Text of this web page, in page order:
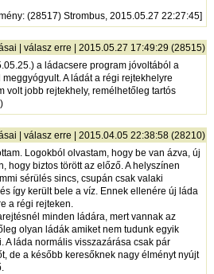
: (28517) Strombus, 2015.05.27 22:27:45]
|válasz erre | 2015.05.27 17:49:29 (28515)
a ládacsere program jóvoltából a
A ládát a régi rejtekhelyre
volt jobb rejtekhely, remélhetőleg tartós
|válasz erre | 2015.04.05 22:38:58 (28210)
Logokból olvastam, hogy be van ázva, új
hogy biztos törött az előző. A helyszínen
sérülés sincs, csupán csak valaki
így került bele a víz. Ennek ellenére új láda
a régi rejteken.
minden ládára, mert vannak az
olyan ládák amiket nem tudunk egyik
A láda normális visszazárása csak pár
de a később keresőknek nagy élményt nyújt